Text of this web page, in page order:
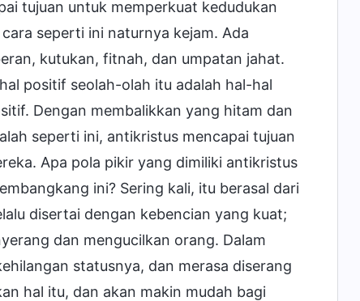
tujuan untuk memperkuat kedudukan
seperti ini naturnya kejam. Ada
kutukan, fitnah, dan umpatan jahat.
positif seolah-olah itu adalah hal-hal
Dengan membalikkan yang hitam dan
seperti ini, antikristus mencapai tujuan
Apa pola pikir yang dimiliki antikristus
ini? Sering kali, itu berasal dari
disertai dengan kebencian yang kuat;
dan mengucilkan orang. Dalam
statusnya, dan merasa diserang
hal itu, dan akan makin mudah bagi